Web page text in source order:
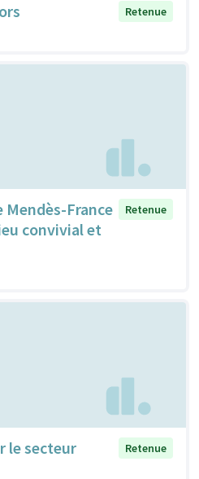
Retenue
Mendès-France
convivial et
Retenue
le secteur
Retenue